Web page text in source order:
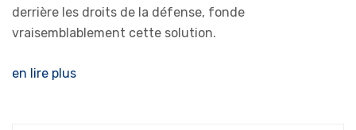
derrière les droits de la défense, fonde
vraisemblablement cette solution.
en lire plus